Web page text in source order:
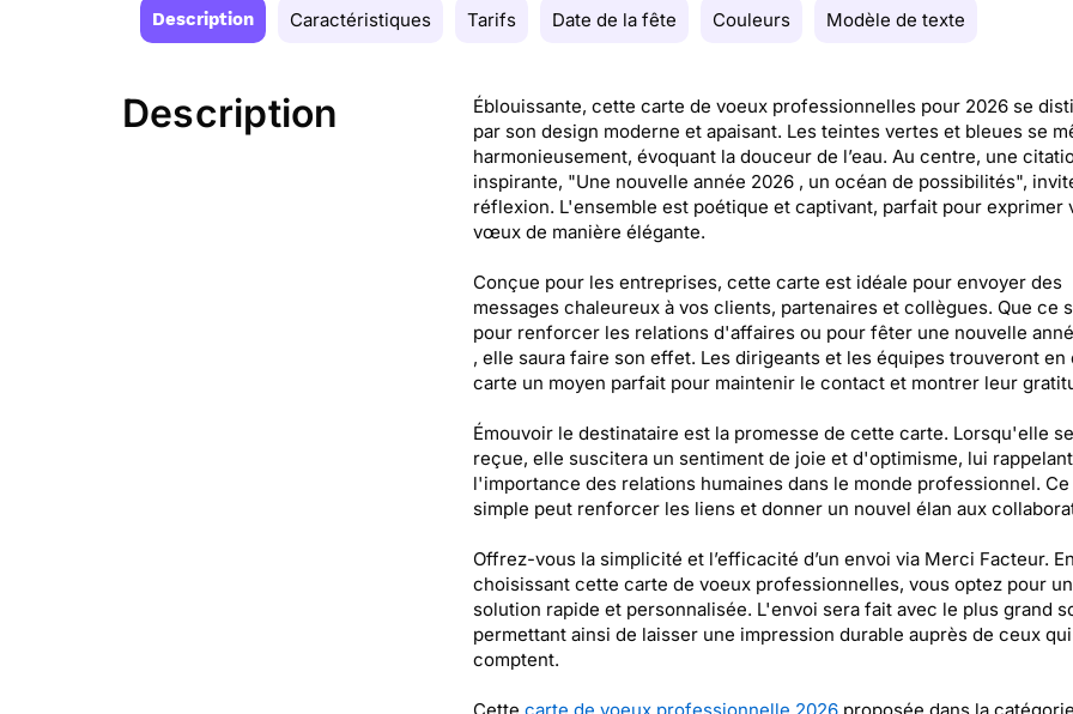
Description Caractéristiques Tarifs Date de la fête Couleurs Modèle de texte
Description
Éblouissante, cette carte de voeux professionnelles pour 2026 se
par son design moderne et apaisant. Les teintes vertes et bleues se
harmonieusement, évoquant la douceur de l’eau. Au centre, une
inspirante, "Une nouvelle année 2026 , un océan de possibilités",
réflexion. L'ensemble est poétique et captivant, parfait pour exprimer
vœux de manière élégante.
Conçue pour les entreprises, cette carte est idéale pour envoyer des
messages chaleureux à vos clients, partenaires et collègues. Que ce
pour renforcer les relations d'affaires ou pour fêter une nouvelle
, elle saura faire son effet. Les dirigeants et les équipes trouveront en
carte un moyen parfait pour maintenir le contact et montrer leur
Émouvoir le destinataire est la promesse de cette carte. Lorsqu'elle
reçue, elle suscitera un sentiment de joie et d'optimisme, lui rappelant
l'importance des relations humaines dans le monde professionnel.
simple peut renforcer les liens et donner un nouvel élan aux
Offrez-vous la simplicité et l’efficacité d’un envoi via Merci Facteur. En
choisissant cette carte de voeux professionnelles, vous optez pour
solution rapide et personnalisée. L'envoi sera fait avec le plus grand
permettant ainsi de laisser une impression durable auprès de ceux qui
comptent.